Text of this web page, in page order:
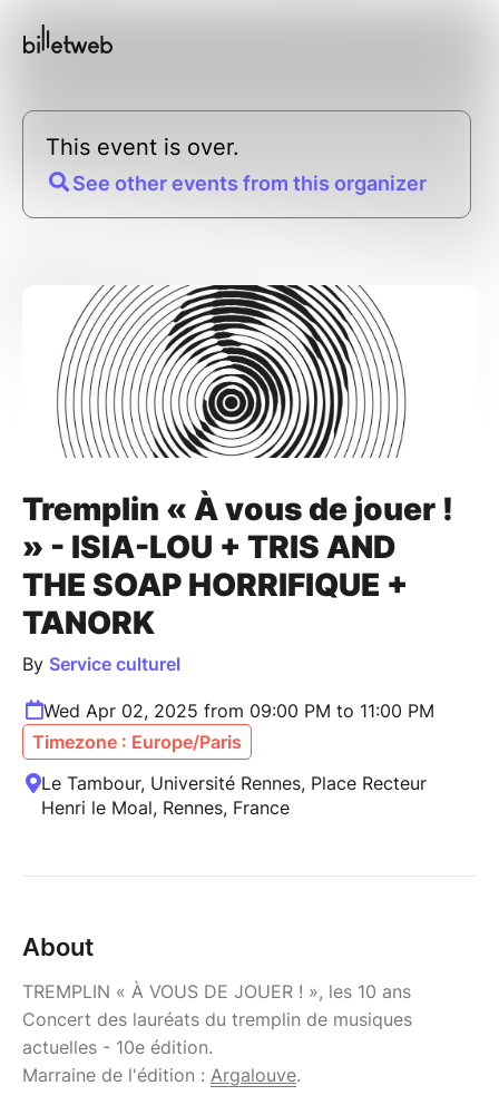
This event is over.
See other events from this organizer
Tremplin « À vous de jouer !
» - ISIA-LOU + TRIS AND
THE SOAP HORRIFIQUE +
TANORK
By Service culturel
Wed Apr 02, 2025 from 09:00 PM to 11:00 PM
Timezone : Europe/Paris
Le Tambour, Université Rennes, Place Recteur
Henri le Moal, Rennes, France
About
TREMPLIN « À VOUS DE JOUER ! », les 10 ans
Concert des lauréats du tremplin de musiques
actuelles - 10e édition.
Marraine de l'édition : Argalouve.